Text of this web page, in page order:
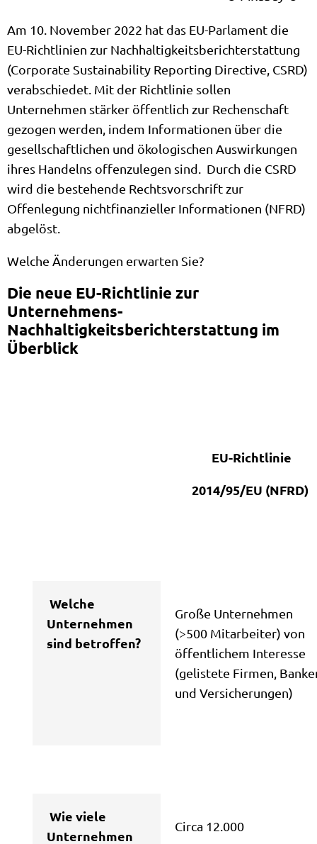
Am 10. November 2022 hat das EU-Parlament die
EU-Richtlinien zur Nachhaltigkeitsberichterstattung
(Corporate Sustainability Reporting Directive, CSRD)
verabschiedet. Mit der Richtlinie sollen
Unternehmen stärker öffentlich zur Rechenschaft
gezogen werden, indem Informationen über die
gesellschaftlichen und ökologischen Auswirkungen
ihres Handelns offenzulegen sind. Durch die CSRD
wird die bestehende Rechtsvorschrift zur
Offenlegung nichtfinanzieller Informationen (NFRD)
abgelöst.
Welche Änderungen erwarten Sie?
Die neue EU-Richtlinie zur
Unternehmens-
Nachhaltigkeitsberichterstattung im
Überblick
EU-Richtlinie
2014/95/EU (NFRD)
Welche
Unternehmen
sind betroffen?
Große Unternehmen
(>500 Mitarbeiter) von
öffentlichem Interesse
(gelistete Firmen,
und Versicherungen)
Wie viele
Unternehmen
Circa 12.000